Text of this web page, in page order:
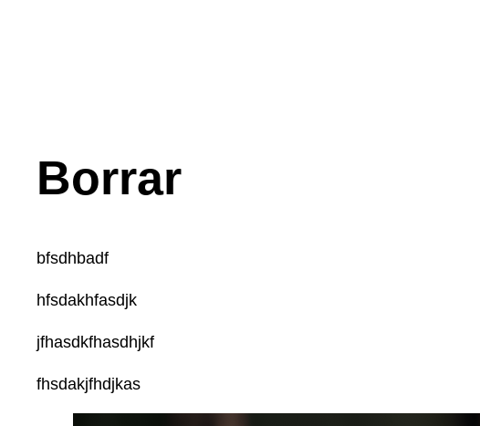
Borrar
bfsdhbadf
hfsdakhfasdjk
jfhasdkfhasdhjkf
fhsdakjfhdjkas